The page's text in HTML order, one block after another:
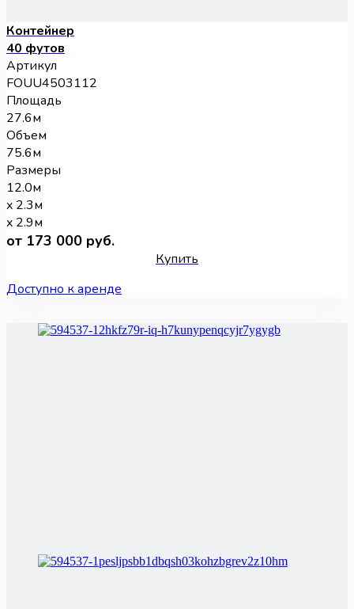
Контейнер
40 футов
Артикул
FOUU4503112
Площадь
27.6м
Объем
75.6м
Размеры
12.0м
x 2.3м
x 2.9м
от 173 000 руб.
Купить
Доступно к аренде